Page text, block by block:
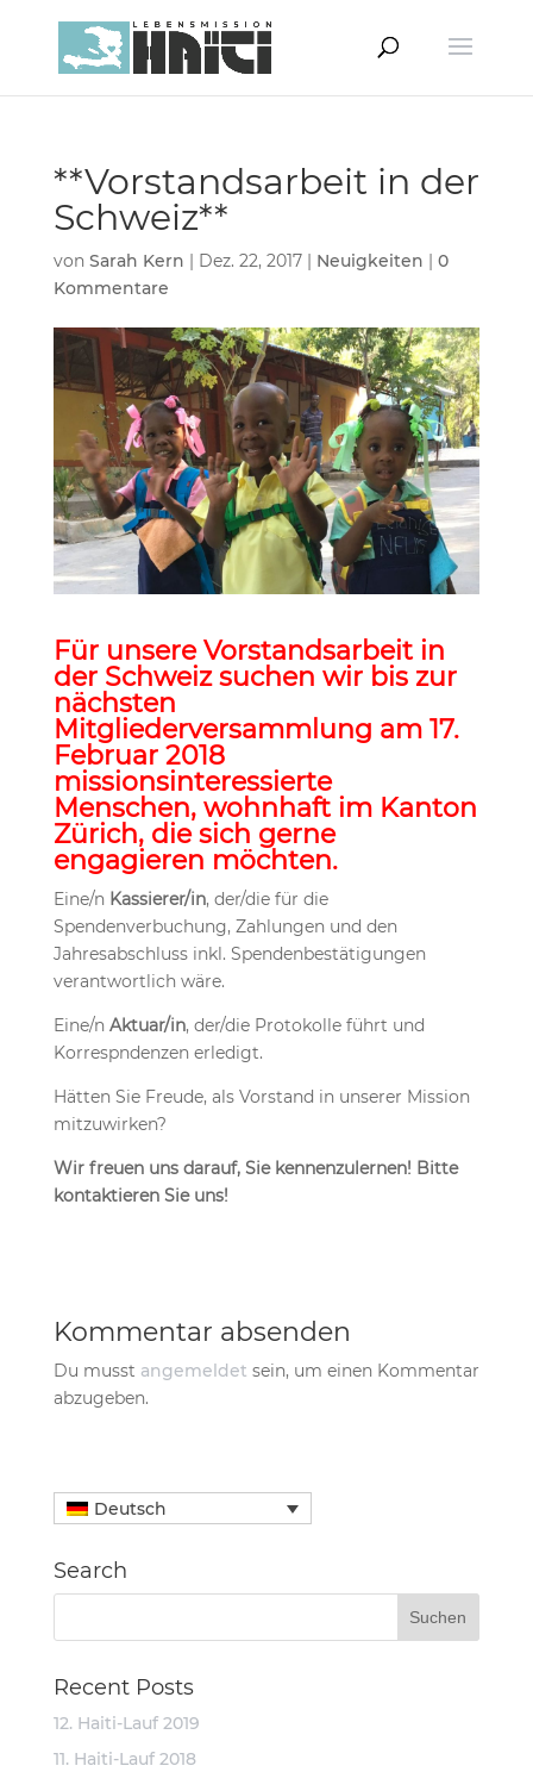
**Vorstandsarbeit in der
Schweiz**
von Sarah Kern | Dez. 22, 2017| Neuigkeiten | 0
Kommentare
Für unsere Vorstandsarbeit in
der Schweiz suchen wir bis zur
nächsten
Mitgliederversammlung am 17.
Februar 2018
missionsinteressierte
Menschen, wohnhaft im Kanton
Zürich, die sich gerne
engagieren möchten.
Eine/n Kassierer/in, der/die für die
Spendenverbuchung, Zahlungen und den
Jahresabschluss inkl. Spendenbestätigungen
verantwortlich wäre.
Eine/n Aktuar/in, der/die Protokolle führt und
Korrespndenzen erledigt.
Hätten Sie Freude, als Vorstand in unserer Mission
mitzuwirken?
Wir freuen uns darauf, Sie kennenzulernen! Bitte
kontaktieren Sie uns!
Kommentar absenden
Du musst angemeldet sein, um einen Kommentar
abzugeben.
Deutsch
Search
Recent Posts
12. Haiti-Lauf 2019
11. Haiti-Lauf 2018